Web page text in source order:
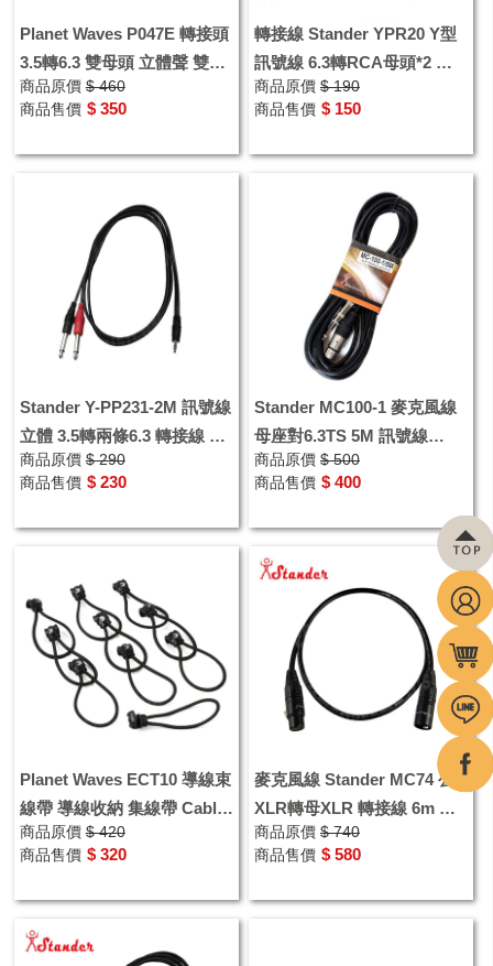
Planet Waves P047E 轉接頭
3.5轉6.3 雙母頭 立體聲 雙聲
道連接頭 連接器
商品原價 $ 460
商品售價 $ 350
轉接線 Stander YPR20 Y型
訊號線 6.3轉RCA母頭*2 公
頭一對二個RCA母頭 轉接頭
商品原價 $ 190
商品售價 $ 150
Stander Y-PP231-2M 訊號線
立體 3.5轉兩條6.3 轉接線 台
灣線材
商品原價 $ 290
商品售價 $ 230
Stander MC100-1 麥克風線
母座對6.3TS 5M 訊號線
XLR-MONO
商品原價 $ 500
商品售價 $ 400
Planet Waves ECT10 導線束
線帶 導線收納 集線帶 Cable
Ties 線材整線帶
商品原價 $ 420
商品售價 $ 320
麥克風線 Stander MC74 公
XLR轉母XLR 轉接線 6m 音
源線 喇叭線
商品原價 $ 740
商品售價 $ 580